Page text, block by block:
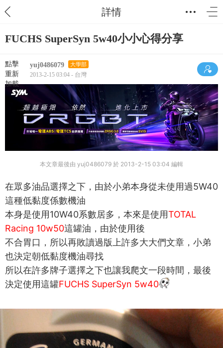
詳情
FUCHS SuperSyn 5w40小小心得分享
點擊
重新
加載
yuj0486079 大學部
2013-2-15 03:04 - 台灣
本文章最後由 yuj0486079 於 2013-2-15 03:04 編輯
在眾多油品選擇之下，由於小弟本身從未使用過5W40
這種低黏度係數機油
本身是使用10W40系數居多，本來是使用TOTAL
Racing 10w50這罐油，由於使用後
不合胃口，所以再敗讀過版上許多大大們文章，小弟
也決定朝低黏度機油尋找
所以在許多牌子選擇之下也讓我爬文一段時間，最後
決定使用這罐FUCHS SuperSyn 5w40